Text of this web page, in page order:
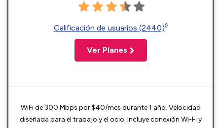
Calificación de usuarios (2440)◊
Ver Planes
WiFi de 300 Mbps por $40/mes durante 1 año. Velocidad
diseñada para el trabajo y el ocio. Incluye conexión Wi-Fi y